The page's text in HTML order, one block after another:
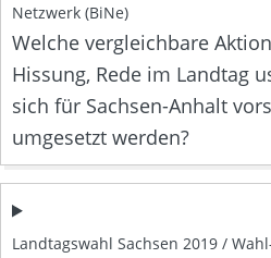
Netzwerk (BiNe)
Welche vergleichbare
Hissung, Rede im Landtag
sich für Sachsen-Anhalt
umgesetzt werden?
Landtagswahl Sachsen 2019 /